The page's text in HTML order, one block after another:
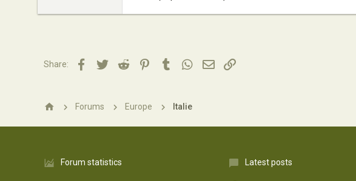
0
Share: Facebook
TwitterReddit PinterestTumblrWhatsApp
EmailLien
Forums Europe Italie
Forum statistics Latest posts